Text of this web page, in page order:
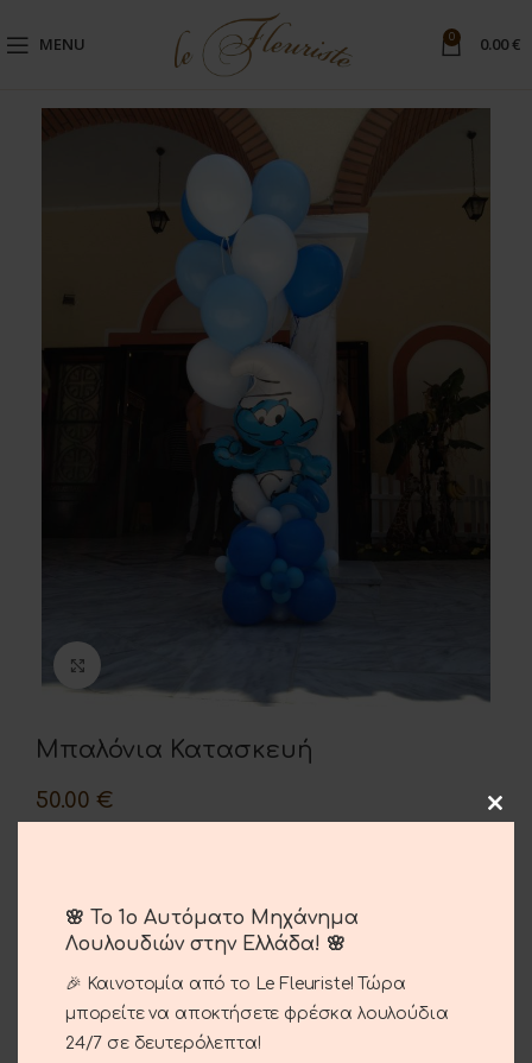
MENU 0 0.00€
Μπαλόνια Κατασκευή
50.00 €
ΠΡΟΣΘΉΚΗ ΣΤΟ ΚΑΛΆΘΙ
Σύγκριση Αγαπημένο
🌸 Το 1ο Αυτόματο Μηχάνημα
Λουλουδιών στην Ελλάδα! 🌸
🎉 Καινοτομία από το Le Fleuriste! Τώρα
μπορείτε να αποκτήσετε φρέσκα λουλούδια
24/7 σε δευτερόλεπτα!